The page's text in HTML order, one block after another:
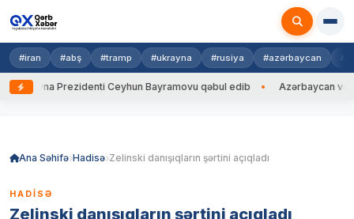
#iran #abş #tramp #ukrayna #rusiya #azərbaycan
Prezidenti Ceyhun Bayramovu qəbul edib Azərbaycan və
Ana Səhifə Hadisə Zelinski danışıqların şərtini açıqladı
HADISƏ
Zelinski danışıqların şərtini açıqladı